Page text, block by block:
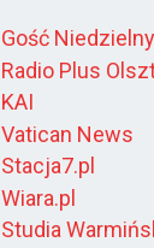
Gość
Radio Plus
KAI
Vatican News
Stacja7.pl
Wiara.pl
Studia